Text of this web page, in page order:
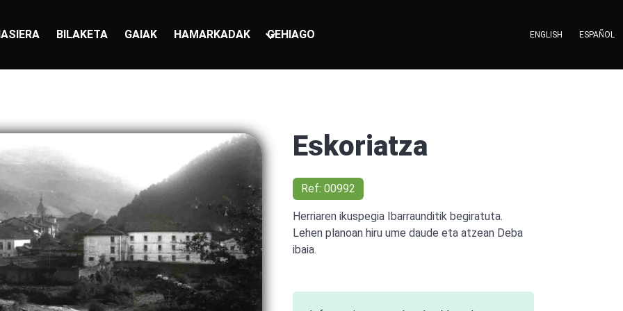
BILAKETA GAIAK HAMARKADAK GEHIAGO ENGLISH ESPAÑOL
Eskoriatza
Ref: 00992
Herriaren ikuspegia Ibarraunditik begiratuta.
Lehen planoan hiru ume daude eta atzean Deba
ibaia.